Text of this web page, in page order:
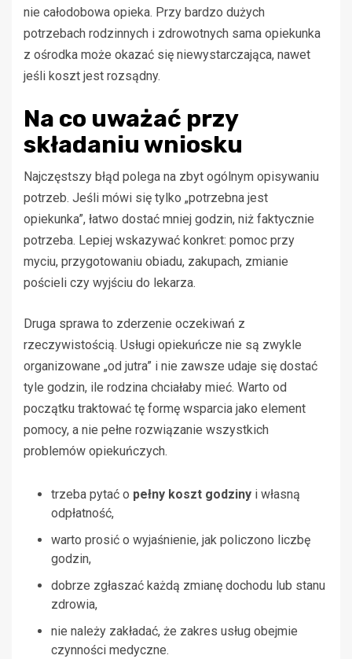
nie całodobowa opieka. Przy bardzo dużych
potrzebach rodzinnych i zdrowotnych sama opiekunka
z ośrodka może okazać się niewystarczająca, nawet
jeśli koszt jest rozsądny.
Na co uważać przy
składaniu wniosku
Najczęstszy błąd polega na zbyt ogólnym opisywaniu
potrzeb. Jeśli mówi się tylko „potrzebna jest
opiekunka”, łatwo dostać mniej godzin, niż faktycznie
potrzeba. Lepiej wskazywać konkret: pomoc przy
myciu, przygotowaniu obiadu, zakupach, zmianie
pościeli czy wyjściu do lekarza.
Druga sprawa to zderzenie oczekiwań z
rzeczywistością. Usługi opiekuńcze nie są zwykle
organizowane „od jutra” i nie zawsze udaje się dostać
tyle godzin, ile rodzina chciałaby mieć. Warto od
początku traktować tę formę wsparcia jako element
pomocy, a nie pełne rozwiązanie wszystkich
problemów opiekuńczych.
trzeba pytać o pełny koszt godziny i własną
odpłatność,
warto prosić o wyjaśnienie, jak policzono liczbę
godzin,
dobrze zgłaszać każdą zmianę dochodu lub stanu
zdrowia,
nie należy zakładać, że zakres usług obejmie
czynności medyczne.